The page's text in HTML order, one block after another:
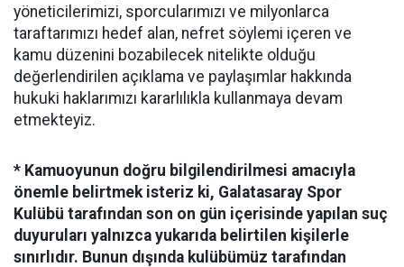
yöneticilerimizi, sporcularımızı ve milyonlarca
taraftarımızı hedef alan, nefret söylemi içeren ve
kamu düzenini bozabilecek nitelikte olduğu
değerlendirilen açıklama ve paylaşımlar hakkında
hukuki haklarımızı kararlılıkla kullanmaya devam
etmekteyiz.
* Kamuoyunun doğru bilgilendirilmesi amacıyla
önemle belirtmek isteriz ki, Galatasaray Spor
Kulübü tarafından son on gün içerisinde yapılan suç
duyuruları yalnızca yukarıda belirtilen kişilerle
sınırlıdır. Bunun dışında kulübümüz tarafından